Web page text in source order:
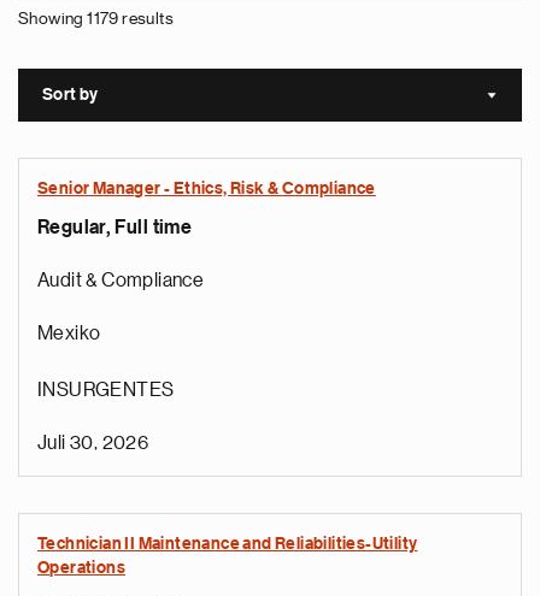
Showing 1179 results
Sort by Sort
Senior Manager - Ethics, Risk & Compliance
Regular, Full time
Audit & Compliance
Mexiko
INSURGENTES
Juli 30, 2026
Technician II Maintenance and Reliabilities-Utility
Operations